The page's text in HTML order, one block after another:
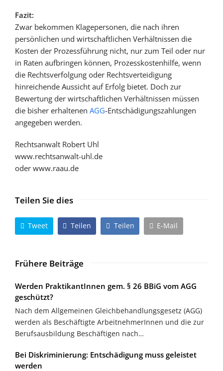
Fazit:
Zwar bekommen Klagepersonen, die nach ihren
persönlichen und wirtschaftlichen Verhältnissen die
Kosten der Prozessführung nicht, nur zum Teil oder nur
in Raten aufbringen können, Prozesskostenhilfe, wenn
die Rechtsverfolgung oder Rechtsverteidigung
hinreichende Aussicht auf Erfolg bietet. Doch zur
Bewertung der wirtschaftlichen Verhältnissen müssen
die bisher erhaltenen AGG-Entschädigungszahlungen
angegeben werden.
Rechtsanwalt Robert Uhl
www.rechtsanwalt-uhl.de
oder www.raau.de
Teilen Sie dies
Tweet Teilen Teilen E-Mail
Frühere Beiträge
Werden PraktikantInnen gem. § 26 BBiG vom AGG
geschützt?
Nach dem Allgemeinen Gleichbehandlungsgesetz (AGG)
werden als Beschäftigte ArbeitnehmerInnen und die zur
Berufsausbildung Beschäftigen nach…
Bei Diskriminierung: Entschädigung muss geleistet
werden